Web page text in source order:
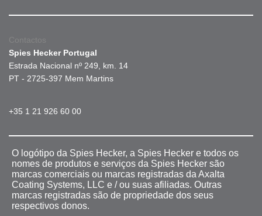
Contactos
Spies Hecker Portugal
Estrada Nacional nº 249, km. 14
PT - 2725-397 Mem Martins
+35 1 21 926 60 00
O logótipo da Spies Hecker, a Spies Hecker e todos os
nomes de produtos e serviços da Spies Hecker são
marcas comerciais ou marcas registradas da Axalta
Coating Systems, LLC e / ou suas afiliadas. Outras
marcas registradas são de propriedade dos seus
respectivos donos.